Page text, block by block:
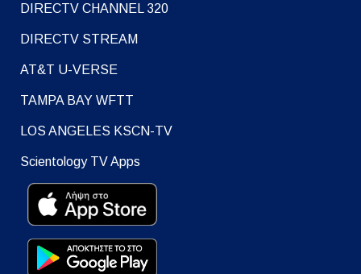
DIRECTV CHANNEL 320
DIRECTV STREAM
AT&T U-VERSE
TAMPA BAY WFTT
LOS ANGELES KSCN-TV
Scientology TV Apps